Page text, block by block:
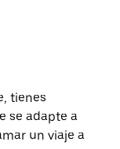
tienes
se adapte a
un viaje a